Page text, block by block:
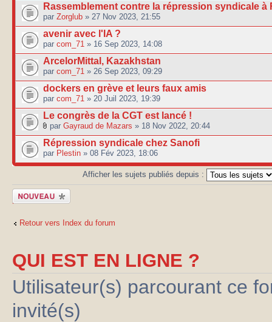
Rassemblement contre la répression syndicale à
par Zorglub » 27 Nov 2023, 21:55
avenir avec l'IA ?
par com_71 » 16 Sep 2023, 14:08
ArcelorMittal, Kazakhstan
par com_71 » 26 Sep 2023, 09:29
dockers en grève et leurs faux amis
par com_71 » 20 Juil 2023, 19:39
Le congrès de la CGT est lancé !
par Gayraud de Mazars » 18 Nov 2022, 20:44
Répression syndicale chez Sanofi
par Plestin » 08 Fév 2023, 18:06
Afficher les sujets publiés depuis :
Publier un
nouveau sujet
Retour vers Index du forum
QUI EST EN LIGNE ?
Utilisateur(s) parcourant ce
invité(s)